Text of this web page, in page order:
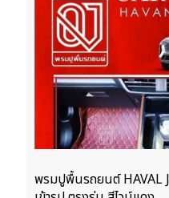
พรมปูพื้นรถยนต์ HAVAL